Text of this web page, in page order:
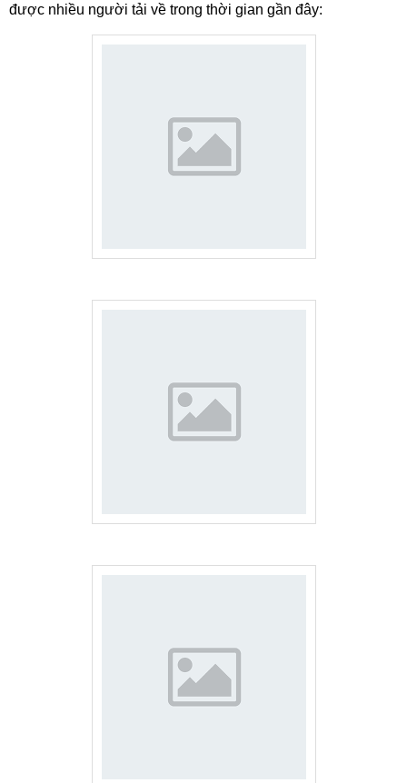
được nhiều người tải về trong thời gian gần đây: